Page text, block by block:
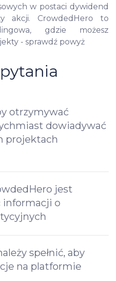
w postaci dywidend
akcji. CrowdedHero to
gdzie możesz
- sprawdź powyż
otrzymywać
dowiadywać
projektach
jest
informacji o
spełnić, aby
na platformie